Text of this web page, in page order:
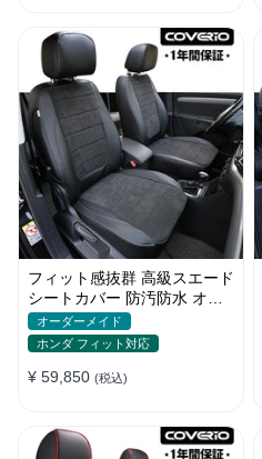
フィット感抜群 高級スエード
シートカバー 防汚防水 オー
ダーメイド 耐久性 全席セッ
ト
オーダーメイド
ホンダ フィット対応
¥ 59,850 (税込)